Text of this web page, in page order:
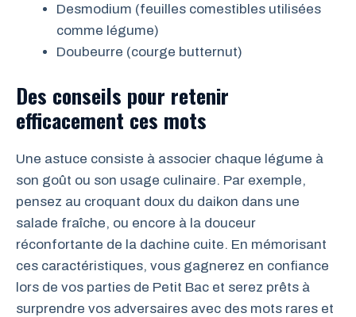
Desmodium (feuilles comestibles utilisées
comme légume)
Doubeurre (courge butternut)
Des conseils pour retenir
efficacement ces mots
Une astuce consiste à associer chaque légume à
son goût ou son usage culinaire. Par exemple,
pensez au croquant doux du daikon dans une
salade fraîche, ou encore à la douceur
réconfortante de la dachine cuite. En mémorisant
ces caractéristiques, vous gagnerez en confiance
lors de vos parties de Petit Bac et serez prêts à
surprendre vos adversaires avec des mots rares et